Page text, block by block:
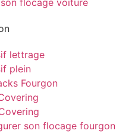
flocage voiture
lettrage
plein
Fourgon
son flocage fourgon